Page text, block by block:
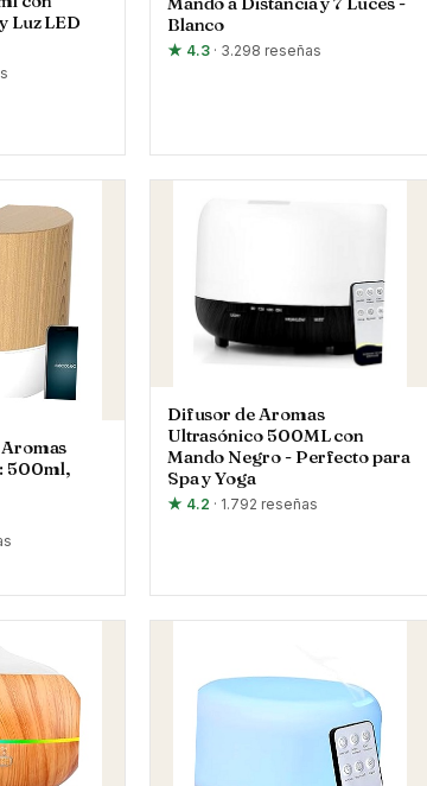
Luz LED
Blanco
★ 4.3 · 3.298 reseñas
500ml,
Difusor de Aromas
Ultrasónico 500ML con
Mando Negro - Perfecto para
Spa y Yoga
★ 4.2 · 1.792 reseñas